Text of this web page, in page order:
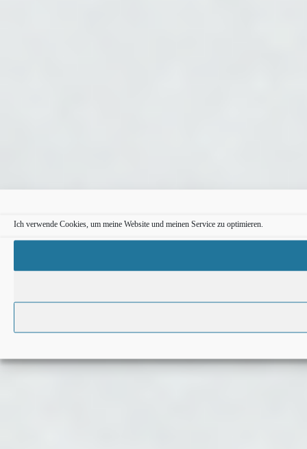
Ich verwende Cookies, um meine Website und meinen Service zu optimieren.